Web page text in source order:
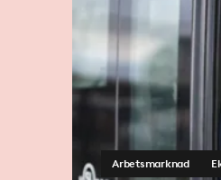
Arbetsmarknad